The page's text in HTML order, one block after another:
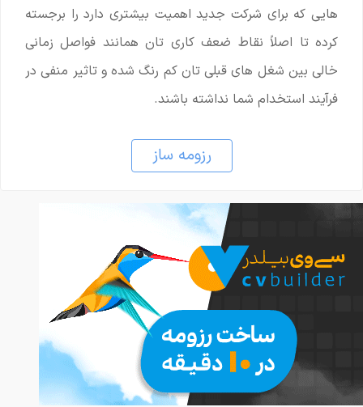
هایی که برای شرکت جدید اهمیت بیشتری دارد را برجسته
کرده تا اصلاً نقاط ضعف کاری تان همانند فواصل زمانی
خالی بین شغل های قبلی تان کم رنگ شده و تاثیر منفی در
فرآیند استخدام شما نداشته باشند.
رزومه ساز